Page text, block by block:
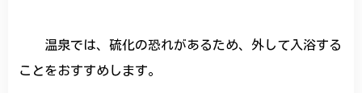
温泉では、硫化の恐れがあるため、外して入浴する
ことをおすすめします。